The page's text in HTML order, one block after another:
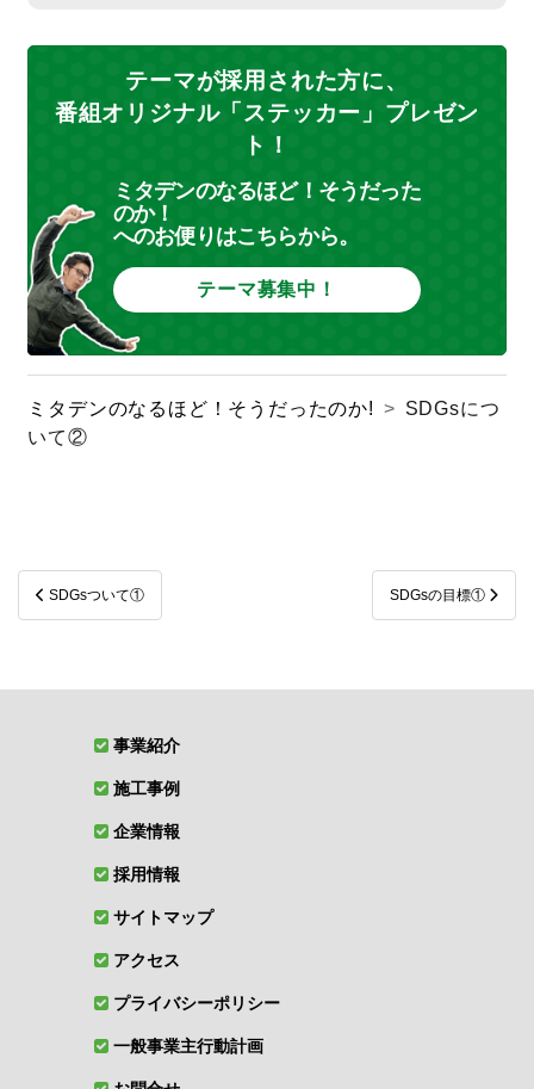
テーマが採用された方に、
番組オリジナル「ステッカー」プレゼン
ト！
ミタデンのなるほど！そうだった
のか！
へのお便りはこちらから。
テーマ募集中！
ミタデンのなるほど！そうだったのか! > SDGsにつ
いて②
投
稿
ビ
SDGsついて① SDGsの目標①
事業紹介
施工事例
企業情報
採用情報
サイトマップ
アクセス
プライバシーポリシー
一般事業主行動計画